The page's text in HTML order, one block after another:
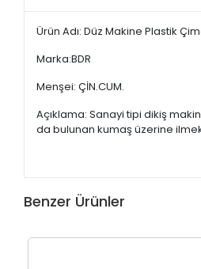
Ürün Adı: Düz Makine Plastik
Marka:BDR
Menşei: ÇİN.CUM.
Açıklama: Sanayi tipi dikiş
da bulunan kumaş üzerine
Benzer Ürünler